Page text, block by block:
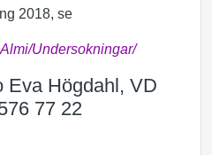
2018, se
Undersokningar/
Eva Högdahl, VD
77 22